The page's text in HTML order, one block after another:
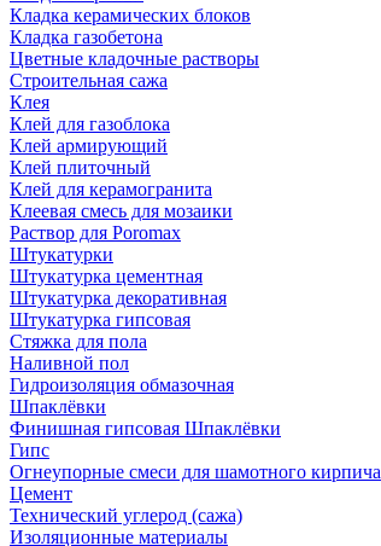
Кладка керамических блоков
Кладка газобетона
Цветные кладочные растворы
Строительная сажа
Клея
Клей для газоблока
Клей армирующий
Клей плиточный
Клей для керамогранита
Клеевая смесь для мозаики
Раствор для Poromax
Штукатурки
Штукатурка цементная
Штукатурка декоративная
Штукатурка гипсовая
Стяжка для пола
Наливной пол
Гидроизоляция обмазочная
Шпаклёвки
Финишная гипсовая Шпаклёвки
Гипс
Огнеупорные смеси для шамотного кирпича
Цемент
Технический углерод (сажа)
Изоляционные материалы